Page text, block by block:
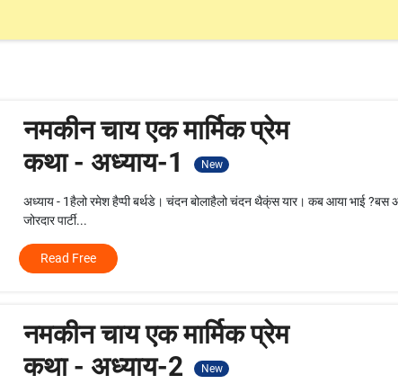
नमकीन चाय एक मार्मिक प्रेम
कथा - अध्याय-1
New
अध्याय - 1हैलो रमेश हैप्पी बर्थडे। चंदन बोलाहैलो चंदन थैक्ंस यार। कब आया भाई ?बस
जोरदार पार्टी...
Read Free
नमकीन चाय एक मार्मिक प्रेम
कथा - अध्याय-2
New